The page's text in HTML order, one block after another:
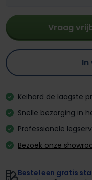
Vraag
In
Keihard de laagste
Snelle bezorging in
Professionele
Bezoek onze
Bestel een gratis